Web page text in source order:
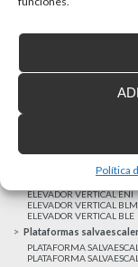
Política
Elevadores verticales
ELEVADOR VERTICAL ENI
ELEVADOR VERTICAL BLM
ELEVADOR VERTICAL BLE
Plataformas
PLATAFORMA
PLATAFORMA